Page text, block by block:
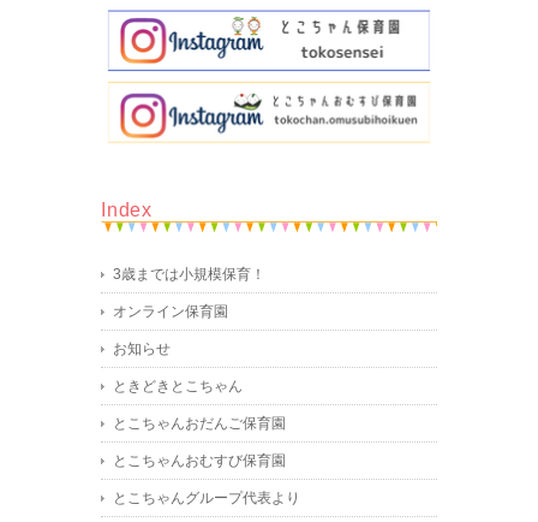
Index
3歳までは小規模保育！
オンライン保育園
お知らせ
ときどきとこちゃん
とこちゃんおだんご保育園
とこちゃんおむすび保育園
とこちゃんグループ代表より